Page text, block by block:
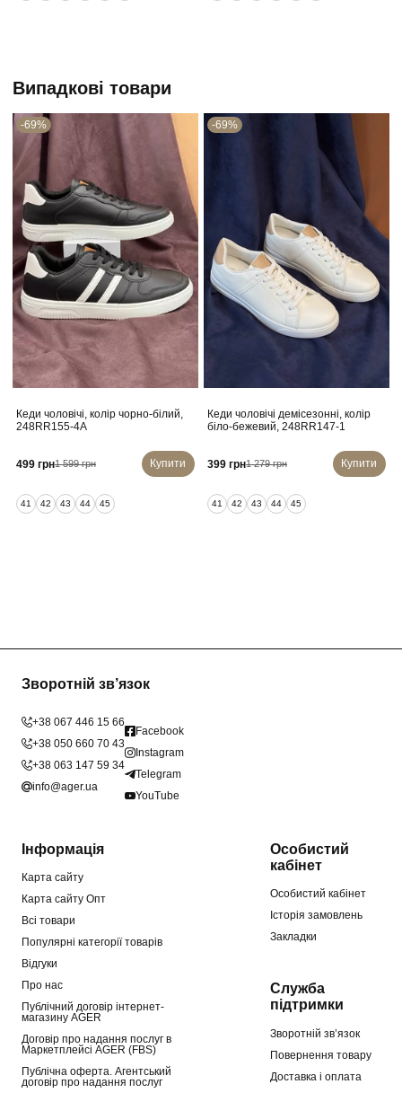
Випадкові товари
-69%
Кеди чоловічі, колір чорно-білий,
248RR155-4A
499 грн1 599 грн Купити
41 42 43 44 45
-69%
Кеди чоловічі демісезонні, колір
біло-бежевий, 248RR147-1
399 грн1 279 грн Купити
41 42 43 44 45
Зворотній зв’язок
+38 067 446 15 66
+38 050 660 70 43
+38 063 147 59 34
info@ager.ua
Facebook
Instagram
Telegram
YouTube
Інформація
Карта сайту
Карта сайту Опт
Всі товари
Популярні категорії товарів
Відгуки
Про нас
Публічний договір інтернет-
магазину AGER
Договір про надання послуг в
Маркетплейсі AGER (FBS)
Публічна оферта. Агентський
договір про надання послуг
Особистий
кабінет
Особистий кабінет
Історія замовлень
Закладки
Служба
підтримки
Зворотній зв’язок
Повернення товару
Доставка і оплата